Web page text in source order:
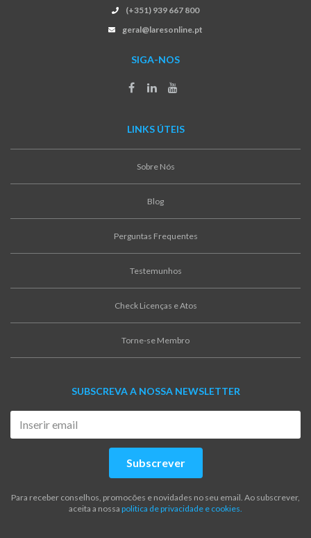
(+351) 939 667 800
geral@laresonline.pt
SIGA-NOS
LINKS ÚTEIS
Sobre Nós
Blog
Perguntas Frequentes
Testemunhos
Check Licenças e Atos
Torne-se Membro
SUBSCREVA A NOSSA NEWSLETTER
Subscrever
Para receber conselhos, promocões e novidades no seu email. Ao subscrever,
aceita a nossa politica de privacidade e cookies.